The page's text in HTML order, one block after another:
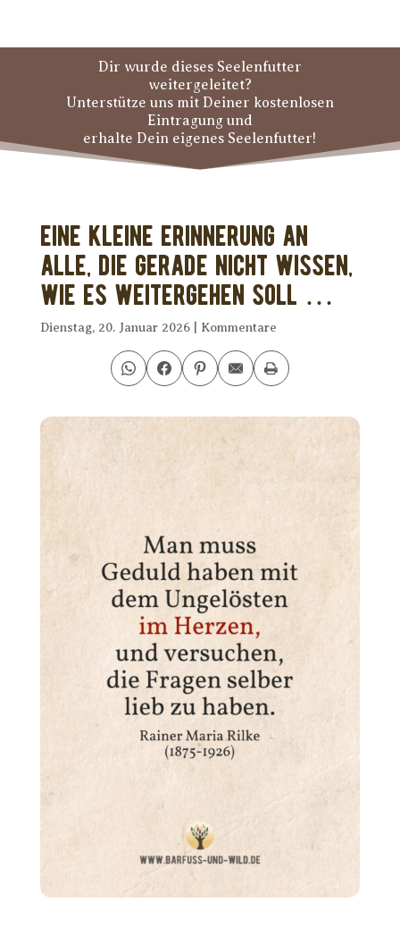
Dir wurde dieses Seelenfutter
weitergeleitet?
Unterstütze uns mit Deiner kostenlosen
Eintragung und
erhalte Dein eigenes Seelenfutter!
Eine kleine Erinnerung an
alle, die gerade nicht wissen,
wie es weitergehen soll …
Dienstag, 20. Januar 2026| Kommentare